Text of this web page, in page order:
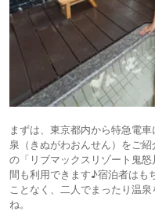
まずは、東京都内から特急電
泉（きぬがわおんせん）をご
の「リブマックスリゾート鬼
間も利用できます♪宿泊者はも
ことなく、二人でまったり温
ね。